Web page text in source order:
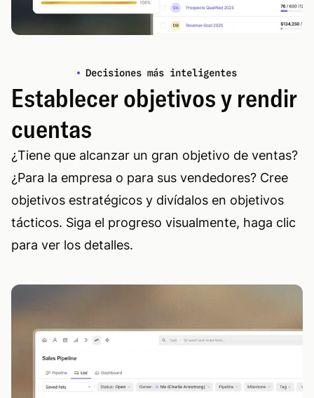
Decisiones más inteligentes
Establecer objetivos y rendir
cuentas
¿Tiene que alcanzar un gran objetivo de ventas?
¿Para la empresa o para sus vendedores? Cree
objetivos estratégicos y divídalos en objetivos
tácticos. Siga el progreso visualmente, haga clic
para ver los detalles.